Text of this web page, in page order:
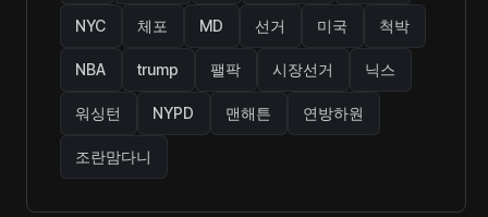
NYC 체포 MD 선거 미국 척박
NBA trump 팰팍 시장선거 닉스
워싱턴 NYPD 맨해튼 연방하원
조란맘다니